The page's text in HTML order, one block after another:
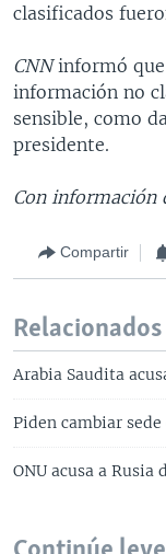
clasificados
CNNinformó que
información no
sensible, como
presidente.
Con información
Compartir
Relacionados
Arabia Saudita
Piden cambiar
ONU acusa a Rusia